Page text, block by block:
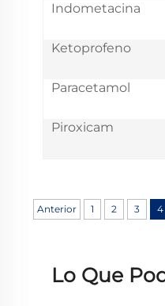
Indometacina
Ketoprofeno
Paracetamol
Piroxicam
Anterior 1 2 3 4
Lo Que